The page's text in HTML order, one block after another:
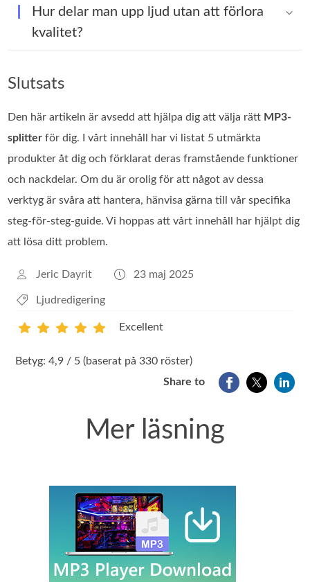
Hur delar man upp ljud utan att förlora
kvalitet?
Slutsats
Den här artikeln är avsedd att hjälpa dig att välja rätt MP3-
splitter för dig. I vårt innehåll har vi listat 5 utmärkta
produkter åt dig och förklarat deras framstående funktioner
och nackdelar. Om du är orolig för att något av dessa
verktyg är svåra att hantera, hänvisa gärna till vår specifika
steg-för-steg-guide. Vi hoppas att vårt innehåll har hjälpt dig
att lösa ditt problem.
Jeric Dayrit 23 maj 2025
Ljudredigering
Excellent
Betyg: 4,9 / 5 (baserat på 330 röster)
Share to
Mer läsning